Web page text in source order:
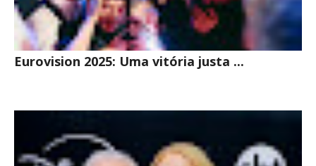
Eurovision 2025: Uma vitória justa ...